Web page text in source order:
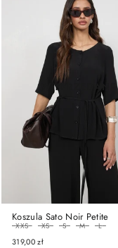
WYPRZEDANE
Koszula Sato Noir Petite
ROZMIAR
XXS XS S M L
319,00 zł